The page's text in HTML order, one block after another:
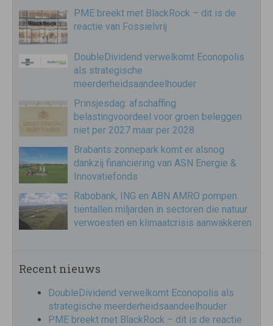
PME breekt met BlackRock – dit is de
reactie van Fossielvrij
DoubleDividend verwelkomt Econopolis
als strategische
meerderheidsaandeelhouder
Prinsjesdag: afschaffing
belastingvoordeel voor groen beleggen
niet per 2027 maar per 2028
Brabants zonnepark komt er alsnog
dankzij financiering van ASN Energie &
Innovatiefonds
Rabobank, ING en ABN AMRO pompen
tientallen miljarden in sectoren die natuur
verwoesten en klimaatcrisis aanwakkeren
Recent nieuws
DoubleDividend verwelkomt Econopolis als
strategische meerderheidsaandeelhouder
PME breekt met BlackRock – dit is de reactie